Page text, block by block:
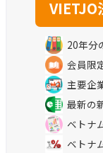
20年分
会員限
主要企
最新の
ベトナ
ベトナ